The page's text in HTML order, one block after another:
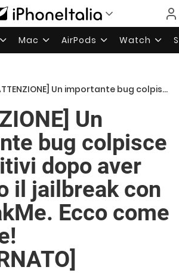
Mac AirPods Watch
Un importante bug colpisce i dispositivi dopo aver eseguito il jailbreak con JailbreakMe. Ecco come risolvere! [AGGIORNATO]
Un
bug colpisce
dopo aver
il jailbreak con
Ecco come